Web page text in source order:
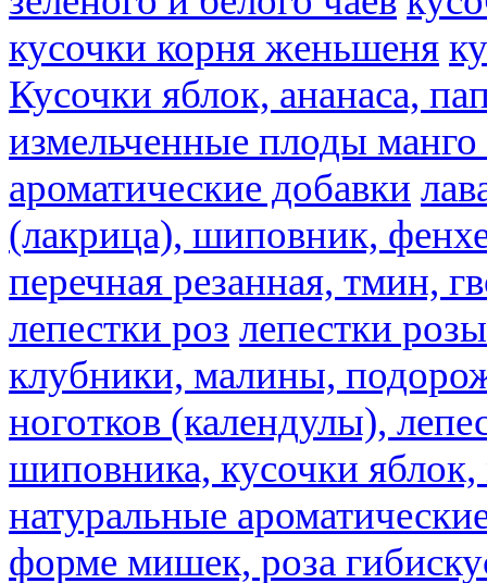
кусочки корня женьшеня
Кусочки яблок, ананаса,
измельченные плоды
ароматические добавки
(лакрица), шиповник,
перечная резанная, тмин,
лепестки роз лепестки розы
клубники, малины,
ноготков (календулы),
шиповника, кусочки
натуральные
форме мишек, роза